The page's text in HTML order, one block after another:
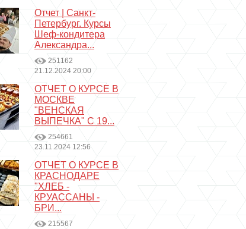
Отчет | Санкт-
Петербург. Курсы
Шеф-кондитера
Александра...
251162
21.12.2024 20:00
ОТЧЕТ О КУРСЕ В
МОСКВЕ
"ВЕНСКАЯ
ВЫПЕЧКА" С 19...
254661
23.11.2024 12:56
ОТЧЕТ О КУРСЕ В
КРАСНОДАРЕ
"ХЛЕБ -
КРУАССАНЫ -
БРИ...
215567